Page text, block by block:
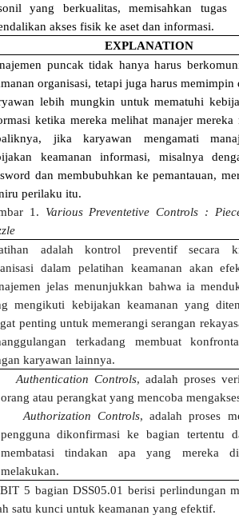
yang berkualitas, memisahkan tugas
akses fisik ke aset dan informasi.
EXPLANATION
puncak tidak hanya harus
organisasi, tetapi juga harus memimpin
lebih mungkin untuk mematuhi
ketika mereka melihat manajer mereka
jika karyawan mengamati
keamanan informasi, misalnya
dan membubuhkan ke pemantauan,
perilaku itu.
1. Various Preventetive Controls :
adalah kontrol preventif secara
dalam pelatihan keamanan akan
jelas menunjukkan bahwa ia
mengikuti kebijakan keamanan yang
penting untuk memerangi serangan
terkadang membuat
karyawan lainnya.
Authentication Controls, adalah proses
orang atau perangkat yang mencoba
Authorization Controls, adalah proses
pengguna dikonfirmasi ke bagian tertentu
membatasi tindakan apa yang mereka
melakukan.
5 bagian DSS05.01 berisi perlindungan
satu kunci untuk keamanan yang efektif.